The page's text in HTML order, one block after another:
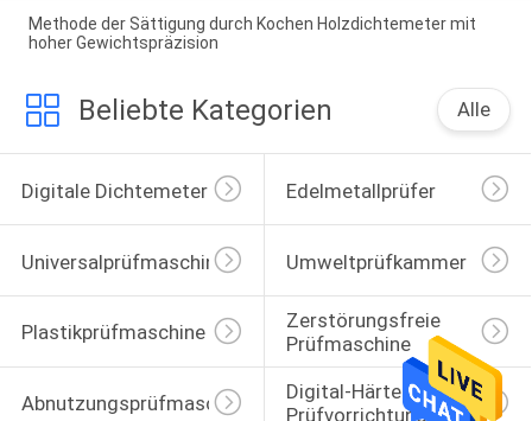
Methode der Sättigung durch Kochen Holzdichtemeter mit
hoher Gewichtspräzision
Beliebte Kategorien Alle
Digitale Dichtemeter Edelmetallprüfer
Universalprüfmaschine Umweltprüfkammer
Plastikprüfmaschine
Zerstörungsfreie
Prüfmaschine
Abnutzungsprüfmaschine
Digital-Härte-
Prüfvorrichtung